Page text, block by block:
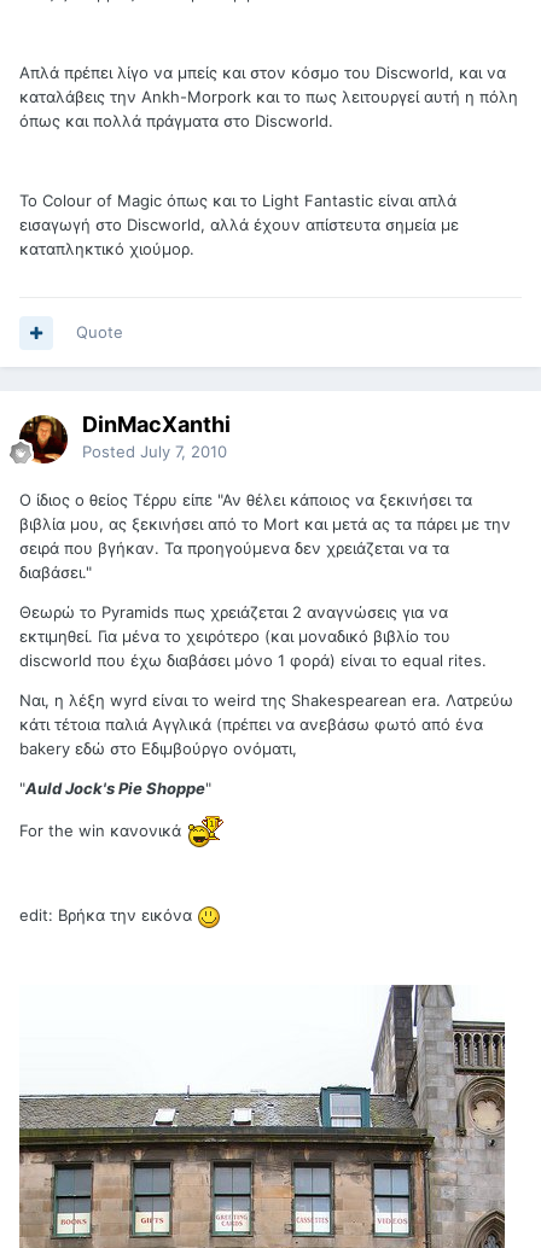
Απλά πρέπει λίγο να μπείς και στον κόσμο του Discworld, και να
καταλάβεις την Ankh-Morpork και το πως λειτουργεί αυτή η πόλη
όπως και πολλά πράγματα στο Discworld.
Το Colour of Magic όπως και το Light Fantastic είναι απλά
εισαγωγή στο Discworld, αλλά έχουν απίστευτα σημεία με
καταπληκτικό χιούμορ.
Quote
DinMacXanthi
Posted July 7, 2010
Ο ίδιος ο θείος Τέρρυ είπε "Αν θέλει κάποιος να ξεκινήσει τα
βιβλία μου, ας ξεκινήσει από το Mort και μετά ας τα πάρει με την
σειρά που βγήκαν. Τα προηγούμενα δεν χρειάζεται να τα
διαβάσει."
Θεωρώ το Pyramids πως χρειάζεται 2 αναγνώσεις για να
εκτιμηθεί. Για μένα το χειρότερο (και μοναδικό βιβλίο του
discworld που έχω διαβάσει μόνο 1 φορά) είναι το equal rites.
Ναι, η λέξη wyrd είναι το weird της Shakespearean era. Λατρεύω
κάτι τέτοια παλιά Αγγλικά (πρέπει να ανεβάσω φωτό από ένα
bakery εδώ στο Εδιμβούργο ονόματι,
"Auld Jock's Pie Shoppe"
For the win κανονικά
edit: Βρήκα την εικόνα